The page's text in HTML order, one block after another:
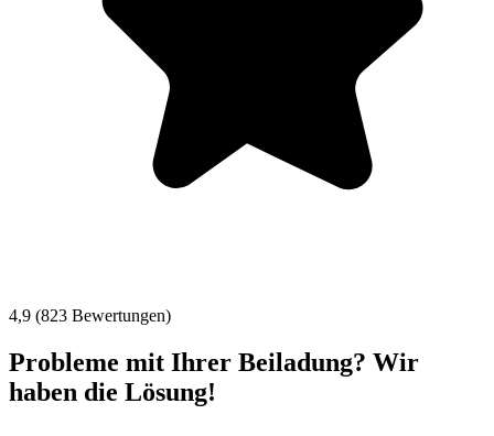
4,9 (823 Bewertungen)
Probleme mit Ihrer Beiladung? Wir
haben die Lösung!